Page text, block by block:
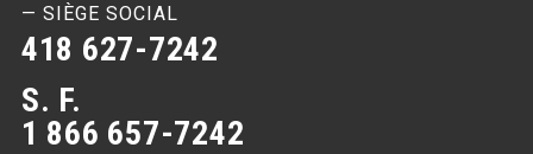
— SIÈGE SOCIAL
418 627-7242
S. F.
1 866 657-7242